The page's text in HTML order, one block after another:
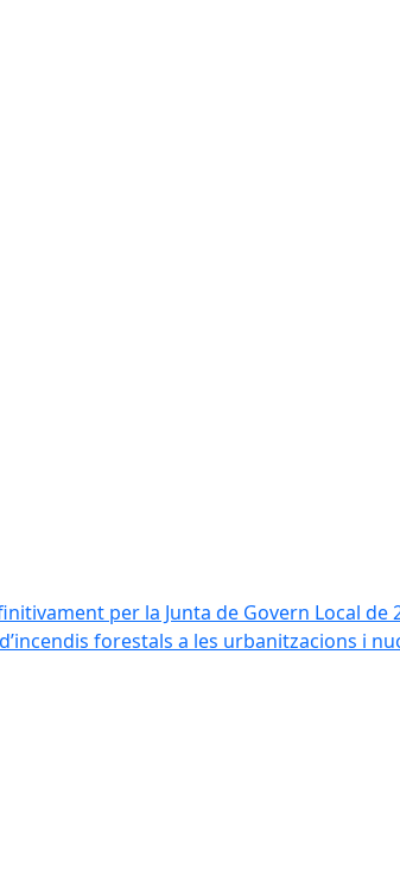
per la Junta de Govern Local de
forestals a les urbanitzacions i